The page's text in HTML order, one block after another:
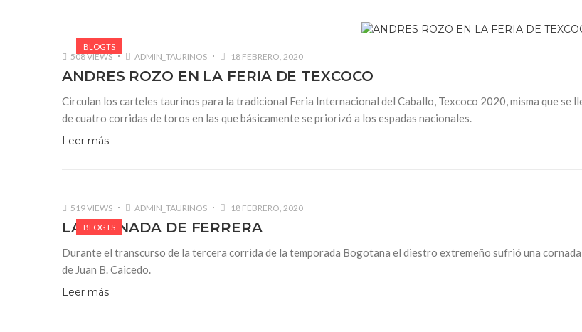
BLOGTS
508 VIEWS ADMIN_TAURINOS 18 FEBRERO, 2020
ANDRES ROZO EN LA FERIA DE TEXCOCO
Circulan los carteles taurinos para la tradicional Feria Internacional del Caballo, Texcoco 2020, misma que se
de cuatro corridas de toros en las que básicamente se priorizó a los espadas nacionales.
Leer más
BLOGTS
519 VIEWS ADMIN_TAURINOS 18 FEBRERO, 2020
LA CORNADA DE FERRERA
Durante el transcurso de la tercera corrida de la temporada Bogotana el diestro extremeño sufrió una
de Juan B. Caicedo.
Leer más